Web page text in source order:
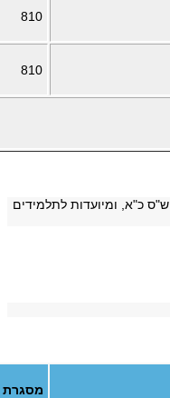
810
810
* החונכויות סמסטריאליות, בהיקף 2 ש"ס כ"א, ומיועדות לתלמידים
מסגרת